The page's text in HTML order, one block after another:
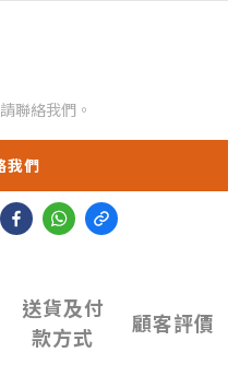
聯絡我們。
我們
送貨及付
款方式
顧客評價